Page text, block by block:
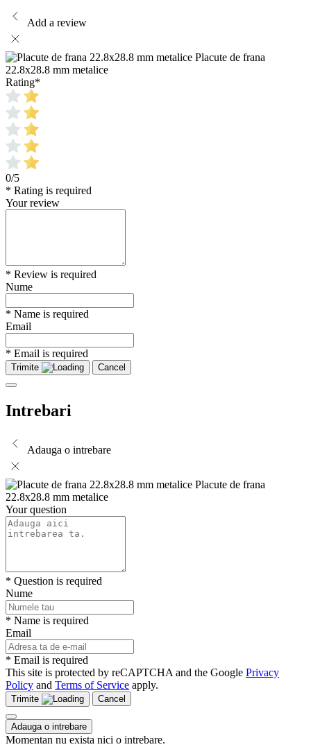
Add a review
Placute de frana
22.8x28.8 mm metalice
Rating*
0/5
* Rating is required
Your review
* Review is required
Nume
* Name is required
Email
* Email is required
Trimite Cancel
Intrebari
Adauga o intrebare
Placute de frana
22.8x28.8 mm metalice
Your question
* Question is required
Nume
* Name is required
Email
* Email is required
This site is protected by reCAPTCHA and the Google Privacy
Policy and Terms of Service apply.
Trimite Cancel
Adauga o intrebare
Momentan nu exista nici o intrebare.